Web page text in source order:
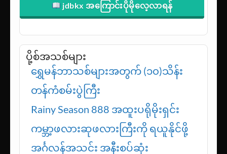
jdbkx အကြောင်းပိုမိုလေ့လာရန်
ပို့စ်အသစ်များ
ရွှေမန်ဘာသစ်များအတွက် (၁၀)သိန်း
တန်ကံစမ်းပွဲကြီး
Rainy Season 888 အထူးပရိုမိုးရှင်း
ကမ္ဘာ့ဖလားဆုဖလားကြီးကို ရယူနိုင်ဖို့
အင်္ဂလန်အသင်း အနီးစပ်ဆုံး